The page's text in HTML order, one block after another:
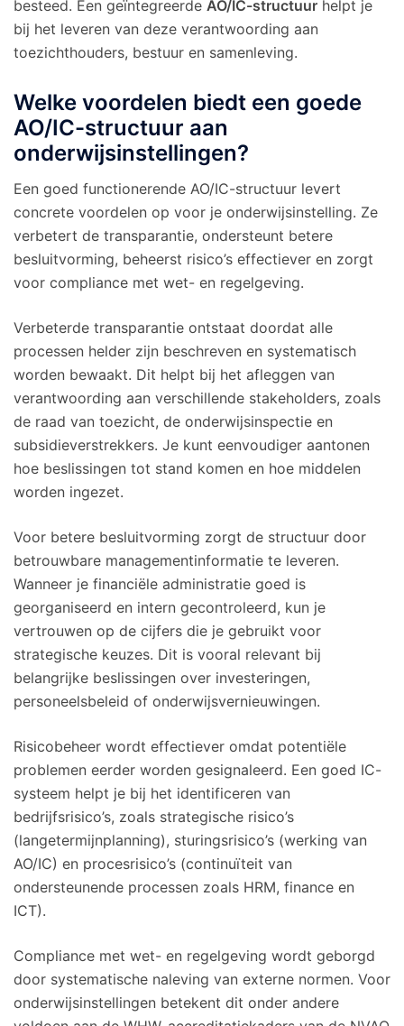
besteed. Een geïntegreerde AO/IC-structuur helpt je
bij het leveren van deze verantwoording aan
toezichthouders, bestuur en samenleving.
Welke voordelen biedt een goede
AO/IC-structuur aan
onderwijsinstellingen?
Een goed functionerende AO/IC-structuur levert
concrete voordelen op voor je onderwijsinstelling. Ze
verbetert de transparantie, ondersteunt betere
besluitvorming, beheerst risico’s effectiever en zorgt
voor compliance met wet- en regelgeving.
Verbeterde transparantie ontstaat doordat alle
processen helder zijn beschreven en systematisch
worden bewaakt. Dit helpt bij het afleggen van
verantwoording aan verschillende stakeholders, zoals
de raad van toezicht, de onderwijsinspectie en
subsidieverstrekkers. Je kunt eenvoudiger aantonen
hoe beslissingen tot stand komen en hoe middelen
worden ingezet.
Voor betere besluitvorming zorgt de structuur door
betrouwbare managementinformatie te leveren.
Wanneer je financiële administratie goed is
georganiseerd en intern gecontroleerd, kun je
vertrouwen op de cijfers die je gebruikt voor
strategische keuzes. Dit is vooral relevant bij
belangrijke beslissingen over investeringen,
personeelsbeleid of onderwijsvernieuwingen.
Risicobeheer wordt effectiever omdat potentiële
problemen eerder worden gesignaleerd. Een goed IC-
systeem helpt je bij het identificeren van
bedrijfsrisico’s, zoals strategische risico’s
(langetermijnplanning), sturingsrisico’s (werking van
AO/IC) en procesrisico’s (continuïteit van
ondersteunende processen zoals HRM, finance en
ICT).
Compliance met wet- en regelgeving wordt geborgd
door systematische naleving van externe normen. Voor
onderwijsinstellingen betekent dit onder andere